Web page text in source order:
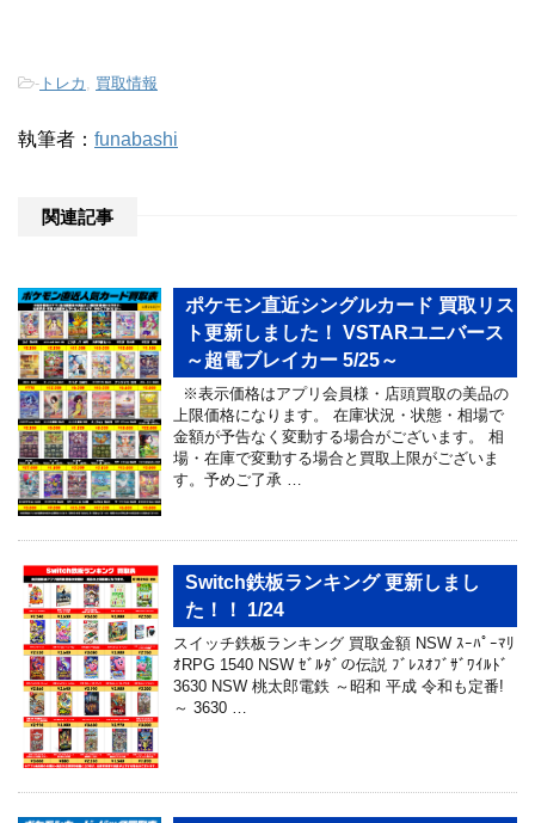
- トレカ 買取情報
執筆者： funabashi
関連記事
ポケモン直近シングルカード 買取リス
ト更新しました！ VSTARユニバース
～超電ブレイカー 5/25～
※表示価格はアプリ会員様・店頭買取の美品の
上限価格になります。 在庫状況・状態・相場で
金額が予告なく変動する場合がございます。 相
場・在庫で変動する場合と買取上限がございま
す。予めご了承 …
Switch鉄板ランキング 更新しまし
た！！ 1/24
スイッチ鉄板ランキング 買取金額 NSW ｽｰﾊﾟｰﾏﾘ
ｵRPG 1540 NSW ｾﾞﾙﾀﾞの伝説 ﾌﾞﾚｽｵﾌﾞｻﾞﾜｲﾙﾄﾞ
3630 NSW 桃太郎電鉄 ～昭和 平成 令和も定番!
～ 3630 …